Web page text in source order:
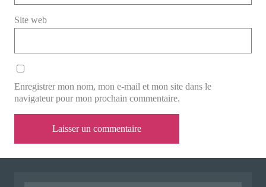
Site web
Enregistrer mon nom, mon e-mail et mon site dans le
navigateur pour mon prochain commentaire.